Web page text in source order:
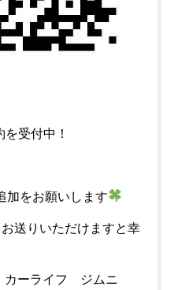
受付中！
加をお願いします
送りいただけますと幸
カーライフ ジムニ